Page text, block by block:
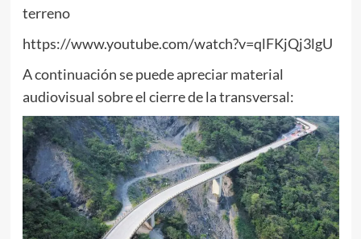
terreno
https://www.youtube.com/watch?v=qlFKjQj3lgU
A continuación se puede apreciar material
audiovisual sobre el cierre de la transversal: